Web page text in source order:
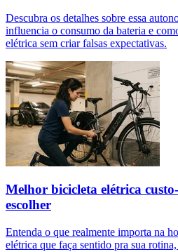
Descubra os detalhes sobre essa
influencia o consumo da bateria e
elétrica sem criar falsas expectativas.
Melhor bicicleta elétrica
escolher
Entenda o que realmente importa na
elétrica que faça sentido pra sua